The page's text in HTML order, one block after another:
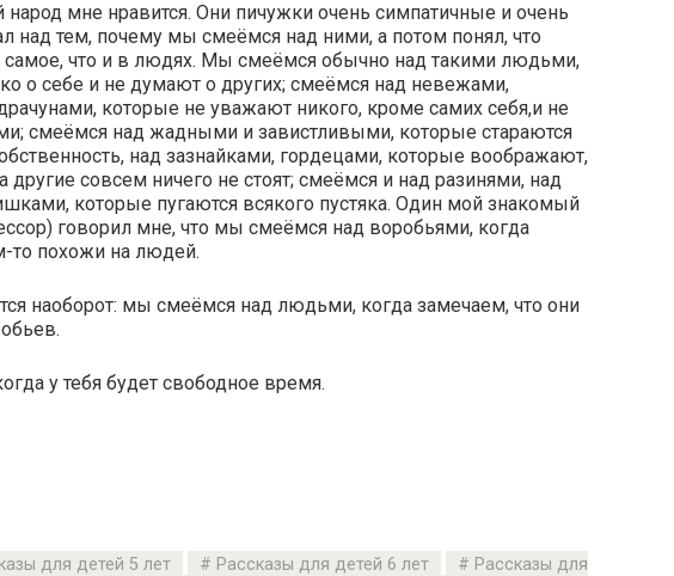
мне нравится. Они пичужки очень симпатичные и очень
над тем, почему мы смеёмся над ними, а потом понял, что
самое, что и в людях. Мы смеёмся обычно над такими людьми,
о себе и не думают о других; смеёмся над невежами,
которые не уважают никого, кроме самих себя,и не
смеёмся над жадными и завистливыми, которые стараются
над зазнайками, гордецами, которые воображают,
совсем ничего не стоят; смеёмся и над разинями, над
которые пугаются всякого пустяка. Один мой знакомый
говорил мне, что мы смеёмся над воробьями, когда
то похожи на людей.
наоборот: мы смеёмся над людьми, когда замечаем, что они
у тебя будет свободное время.
для детей 5 лет Рассказы для детей 6 лет
Рассказы для